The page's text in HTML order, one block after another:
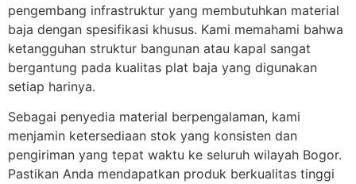
pengembang infrastruktur yang membutuhkan material
baja dengan spesifikasi khusus. Kami memahami bahwa
ketangguhan struktur bangunan atau kapal sangat
bergantung pada kualitas plat baja yang digunakan
setiap harinya.
Sebagai penyedia material berpengalaman, kami
menjamin ketersediaan stok yang konsisten dan
pengiriman yang tepat waktu ke seluruh wilayah Bogor.
Pastikan Anda mendapatkan produk berkualitas tinggi